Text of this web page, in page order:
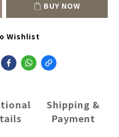
BUY NOW
Wishlist
Shipping &
Payment